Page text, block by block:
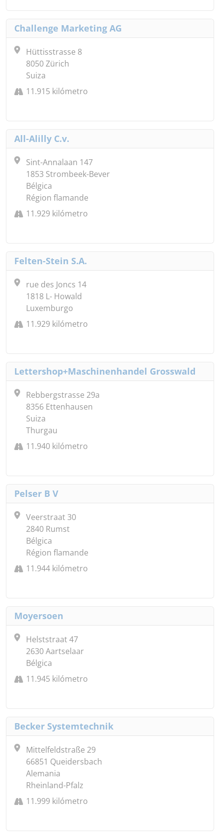
Challenge Marketing AG
Hüttisstrasse 8
8050 Zürich
Suiza
11.915 kilómetro
All-Alilly C.v.
Sint-Annalaan 147
1853 Strombeek-Bever
Bélgica
Région flamande
11.929 kilómetro
Felten-Stein S.A.
rue des Joncs 14
1818 L- Howald
Luxemburgo
11.929 kilómetro
Lettershop+Maschinenhandel Grosswald
Rebbergstrasse 29a
8356 Ettenhausen
Suiza
Thurgau
11.940 kilómetro
Pelser B V
Veerstraat 30
2840 Rumst
Bélgica
Région flamande
11.944 kilómetro
Moyersoen
Helststraat 47
2630 Aartselaar
Bélgica
11.945 kilómetro
Becker Systemtechnik
Mittelfeldstraße 29
66851 Queidersbach
Alemania
Rheinland-Pfalz
11.999 kilómetro